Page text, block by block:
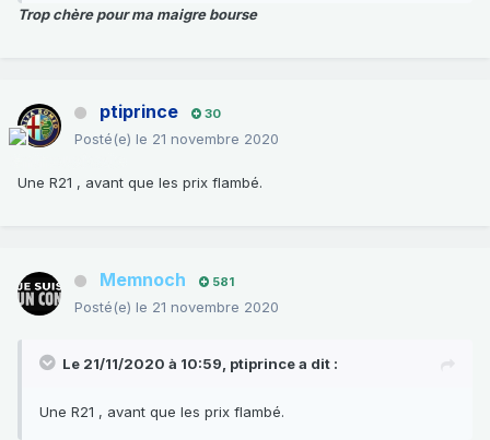
Trop chère pour ma maigre bourse
ptiprince 30
Posté(e) le 21 novembre 2020
Une R21 , avant que les prix flambé.
Memnoch 581
Posté(e) le 21 novembre 2020
Le 21/11/2020 à 10:59, ptiprincea dit :
Une R21 , avant que les prix flambé.